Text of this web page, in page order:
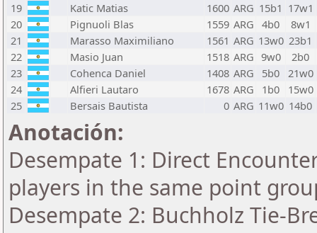
19
Katic Matias 1600 ARG 15b1 17w1
20
Pignuoli Blas 1559 ARG 4b0
8w1
21
Marasso Maximiliano 1561 ARG 13w0 23b1
22
Masio Juan 1518 ARG 9w0
2b0
23
Cohenca Daniel 1408 ARG 5b0 21w0
24
Alfieri Lautaro 1678 ARG 1b0
15w0
25
Bersais Bautista 0 ARG 11w0 14b0
Anotación:
Desempate 1: Direct
players in the same point
Desempate 2: Buchholz Tie-